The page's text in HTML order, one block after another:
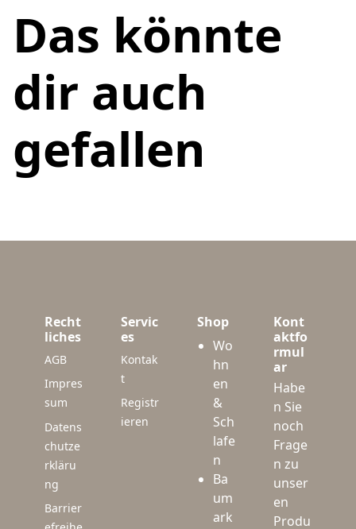
Das könnte
dir auch
gefallen
Recht
liches
AGB
Impres
sum
Datens
chutze
rkläru
ng
Barrier
Servic
es
Kontak
t
Registr
ieren
Shop
Wo
hn
en
&
Sch
lafe
n
Ba
um
ark
Kont
aktfo
rmul
ar
Habe
n Sie
noch
Frage
n zu
unser
en
Produ